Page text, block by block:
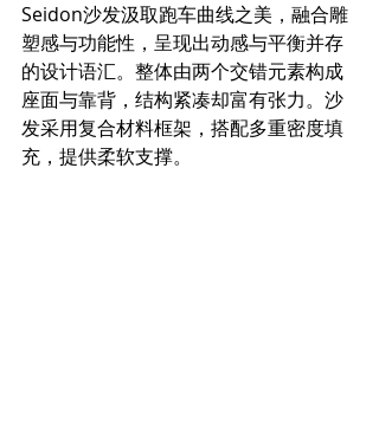
Seidon沙发汲取跑车曲线之美，融合雕
塑感与功能性，呈现出动感与平衡并存
的设计语汇。整体由两个交错元素构成
座面与靠背，结构紧凑却富有张力。沙
发采用复合材料框架，搭配多重密度填
充，提供柔软支撑。